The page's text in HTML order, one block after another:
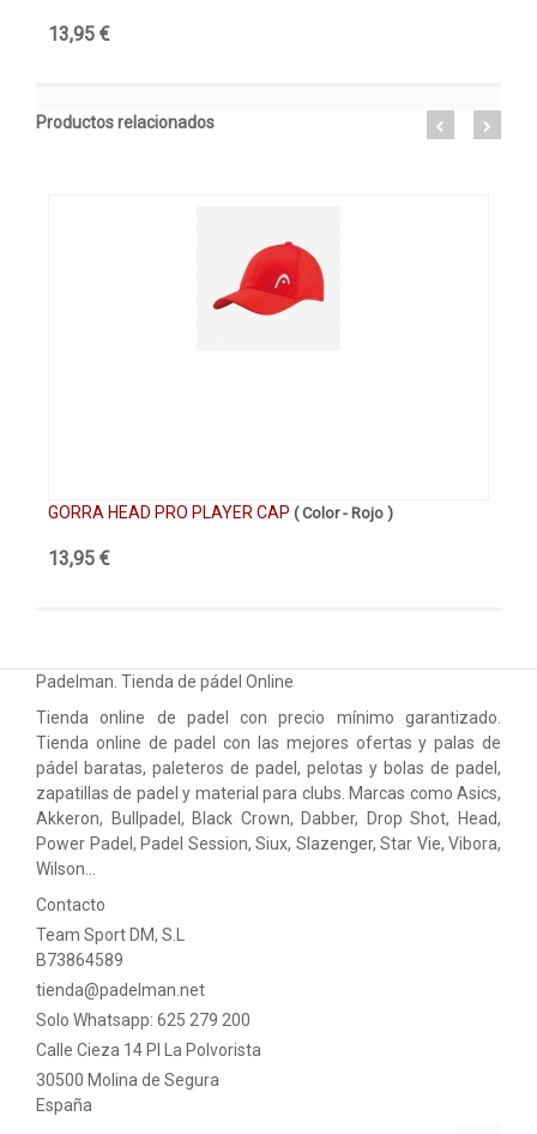
13,95 €
Productos relacionados
GORRA HEAD PRO PLAYER CAP ( Color - Rojo )
13,95 €
Padelman. Tienda de pádel Online
Tienda online de padel con precio mínimo garantizado.
Tienda online de padel con las mejores ofertas y palas de
pádel baratas, paleteros de padel, pelotas y bolas de padel,
zapatillas de padel y material para clubs. Marcas como Asics,
Akkeron, Bullpadel, Black Crown, Dabber, Drop Shot, Head,
Power Padel, Padel Session, Siux, Slazenger, Star Vie, Vibora,
Wilson…
Contacto
Team Sport DM, S.L
B73864589
tienda@padelman.net
Solo Whatsapp: 625 279 200
Calle Cieza 14 PI La Polvorista
30500 Molina de Segura
España